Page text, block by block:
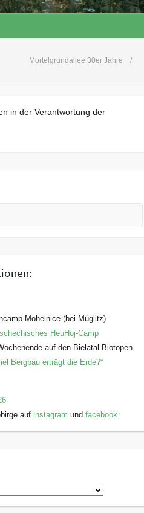
Mortelgrundallee 30er Jahre
in der Verantwortung der
Mohelnice (bei Müglitz)
HeuHoj-Camp
auf den Bielatal-Biotopen
Bergbau erträgt die Erde?“
auf instagram und facebook